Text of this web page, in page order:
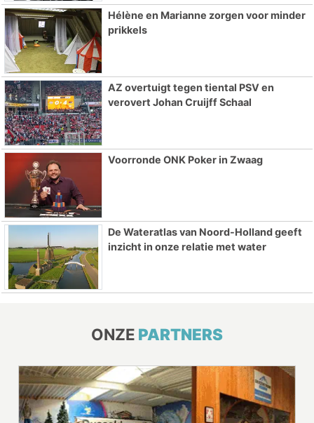
Hélène en Marianne zorgen voor minder
prikkels
AZ overtuigt tegen tiental PSV en
verovert Johan Cruijff Schaal
Voorronde ONK Poker in Zwaag
De Wateratlas van Noord-Holland geeft
inzicht in onze relatie met water
ONZE PARTNERS